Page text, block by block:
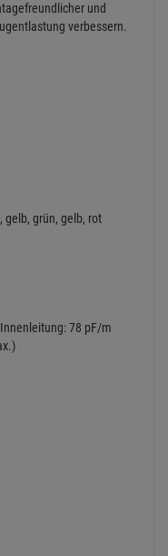
und
verbessern.
gelb, grün, gelb, rot
78 pF/m